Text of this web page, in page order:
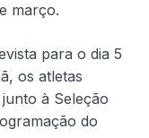
março.
para o dia 5
os atletas
à Seleção
do